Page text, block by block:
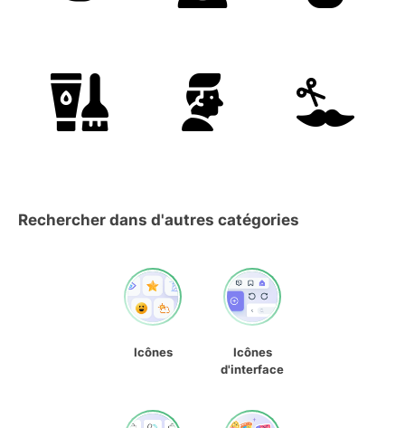
Rechercher dans d'autres catégories
Icônes
Icônes
d'interface